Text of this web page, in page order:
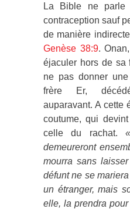
La Bible ne
contraception sauf
de manière
Genèse 38:9.
éjaculer hors de sa
ne pas donner
frère Er,
auparavant. A cette
coutume, qui
celle du rachat.
demeureront
mourra sans
défunt ne se
un étranger, mais
elle, la prendra pour